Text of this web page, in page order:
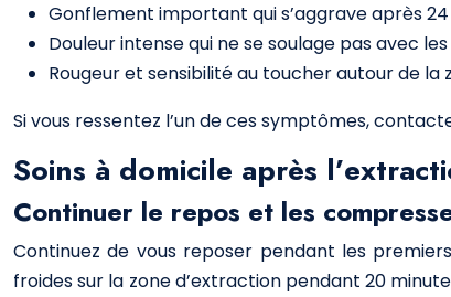
Gonflement important qui s’aggrave après
Douleur intense qui ne se soulage pas avec
Rougeur et sensibilité au toucher autour de la
Si vous ressentez l’un de ces symptômes,
Soins à domicile après
Continuer le repos et les
Continuez de vous reposer pendant les
froides sur la zone d’extraction pendant 20